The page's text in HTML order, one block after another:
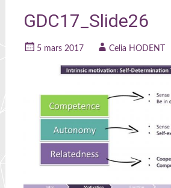
GDC17_Slide26
5 mars 2017 Celia HODENT